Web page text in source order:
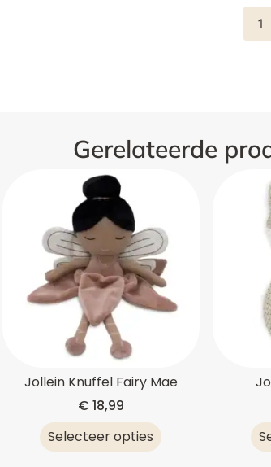
Gerelateerde
Jollein Knuffel Fairy Mae
€ 18,99
Selecteer opties